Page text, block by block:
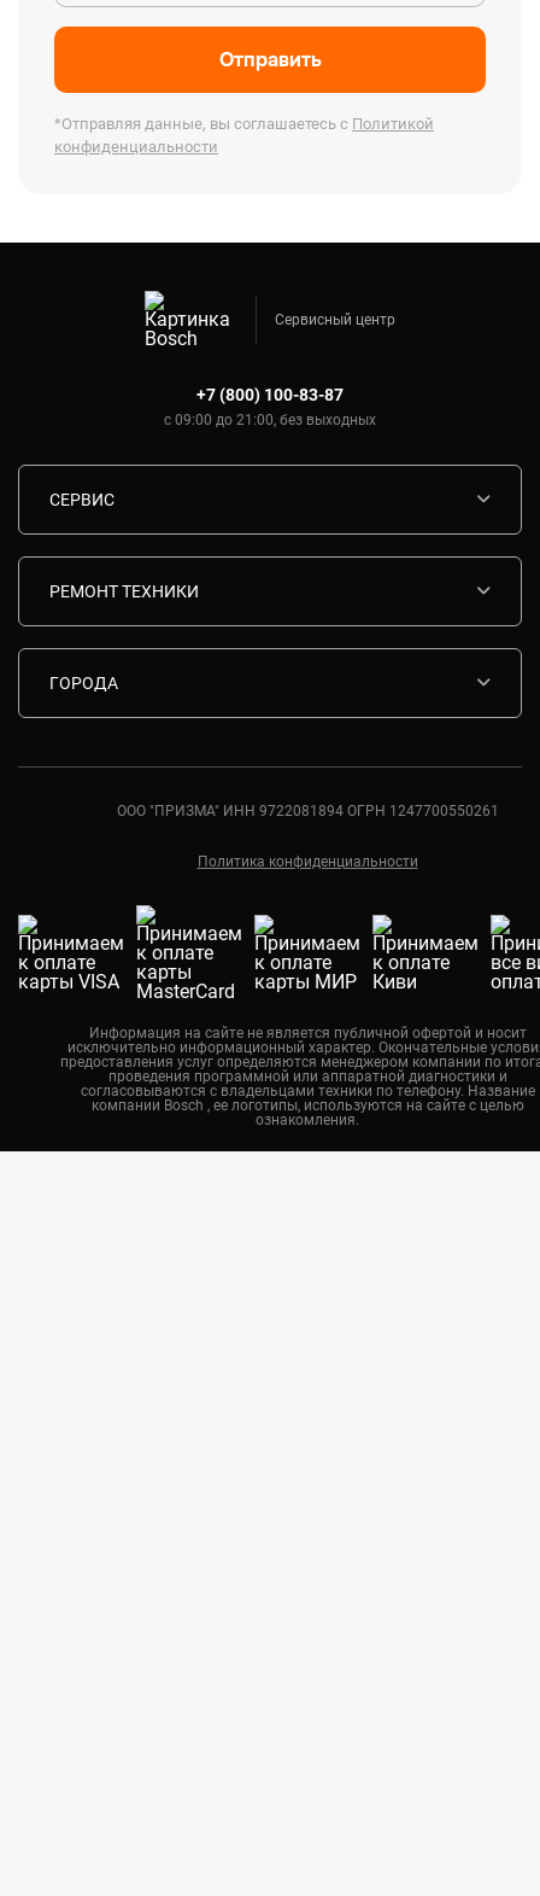
Отправить
*Отправляя данные, вы соглашаетесь с Политикой
конфиденциальности
Сервисный центр
+7 (800) 100-83-87
с 09:00 до 21:00, без выходных
СЕРВИС
Комплектующие
Контакты
РЕМОНТ ТЕХНИКИ
Ремонт кондиционеров Bosch
ГОРОДА
Санкт-Петербург
Новосибирск
Калининград
Челябинск
Казань
Воронеж
ООО "ПРИЗМА" ИНН 9722081894 ОГРН 1247700550261
Политика конфиденциальности
Информация на сайте не является публичной офертой и носит
исключительно информационный характер. Окончательные
предоставления услуг определяются менеджером компании по
проведения программной или аппаратной диагностики и
согласовываются с владельцами техники по телефону. Название
компании Bosch , ее логотипы, используются на сайте с целью
ознакомления.